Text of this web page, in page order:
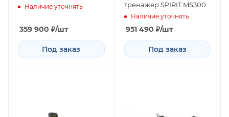
Наличие уточнять
359 900 ₽/шт
Под заказ
тренажер SPIRIT MS300
Наличие уточнять
951 490 ₽/шт
Под заказ